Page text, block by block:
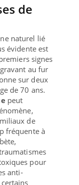
de
naturel lié
évidente est
signes
au fur
sur deux
de 70 ans.
peut
de
fréquente à
pour
anti-